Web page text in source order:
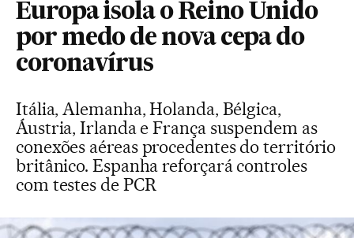
Europa isola o Reino Unido
por medo de nova cepa do
coronavírus
Itália, Alemanha, Holanda, Bélgica,
Áustria, Irlanda e França suspendem as
conexões aéreas procedentes do território
britânico. Espanha reforçará controles
com testes de PCR